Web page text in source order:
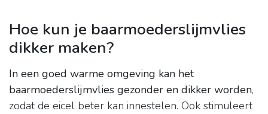
Hoe kun je baarmoederslijmvlies
dikker maken?
In een goed warme omgeving kan het
baarmoederslijmvlies gezonder en dikker worden,
zodat de eicel beter kan innestelen. Ook stimuleert